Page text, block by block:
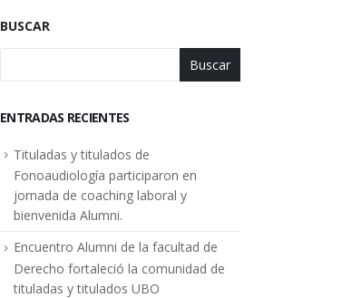
BUSCAR
Buscar
ENTRADAS RECIENTES
Tituladas y titulados de
Fonoaudiología participaron en
jornada de coaching laboral y
bienvenida Alumni.
Encuentro Alumni de la facultad de
Derecho fortaleció la comunidad de
tituladas y titulados UBO